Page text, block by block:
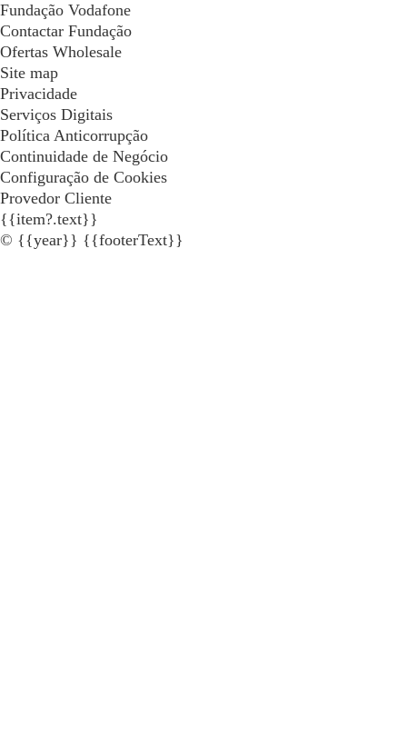
Fundação Vodafone
Contactar Fundação
Ofertas Wholesale
Site map
Privacidade
Serviços Digitais
Política Anticorrupção
Continuidade de Negócio
Configuração de Cookies
Provedor Cliente
{{item?.text}}
© {{year}} {{footerText}}